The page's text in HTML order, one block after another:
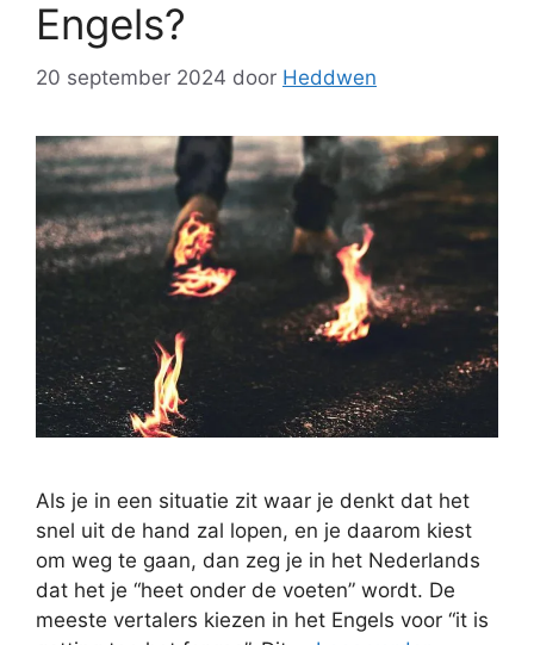
Engels?
20 september 2024 door Heddwen
Als je in een situatie zit waar je denkt dat het
snel uit de hand zal lopen, en je daarom kiest
om weg te gaan, dan zeg je in het Nederlands
dat het je “heet onder de voeten” wordt. De
meeste vertalers kiezen in het Engels voor “it is